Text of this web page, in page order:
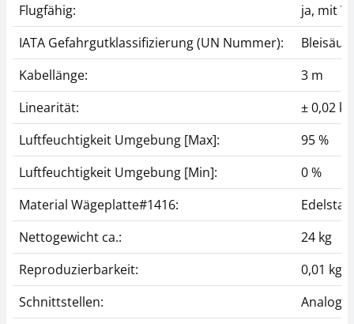
Flugfähig:
ja, mit
IATA Gefahrgutklassifizierung (UN Nummer):
Kabellänge:
3 m
Linearität:
± 0,02 kg
Luftfeuchtigkeit Umgebung [Max]:
95 %
Luftfeuchtigkeit Umgebung [Min]:
0 %
Material Wägeplatte#1416:
Nettogewicht ca.:
24 kg
Reproduzierbarkeit:
0,01 kg
Schnittstellen:
Analog